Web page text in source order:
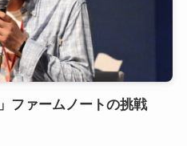
ファームノートの挑戦